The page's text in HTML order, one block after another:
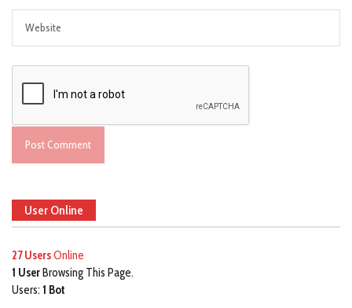
User Online
27 UsersOnline
1 UserBrowsing This Page.
Users: 1 Bot